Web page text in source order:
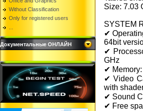
Without Classification
Only for registered users
Документальные ОНЛАЙН
Size: 7.03
SYSTEM
✔
64bit
✔
GHz
✔
✔ Video
with
✔ Sound
✔ Free